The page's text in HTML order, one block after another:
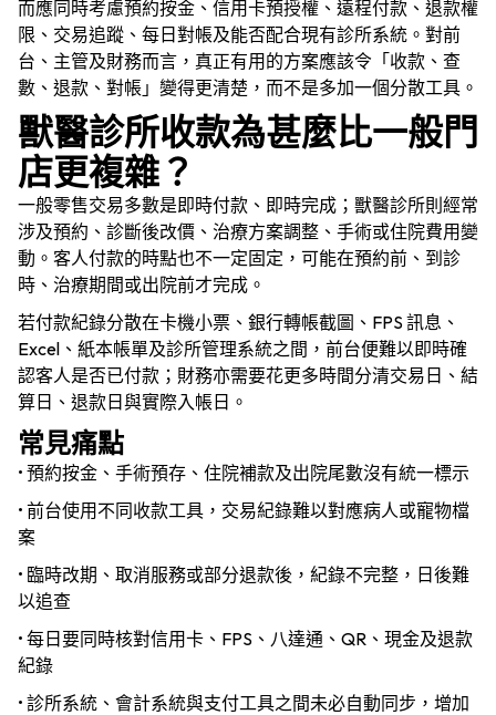
而應同時考慮預約按金、信用卡預授權、遠程付款、退款權
限、交易追蹤、每日對帳及能否配合現有診所系統。對前
台、主管及財務而言，真正有用的方案應該令「收款、查
數、退款、對帳」變得更清楚，而不是多加一個分散工具。
獸醫診所收款為甚麼比一般門
店更複雜？
一般零售交易多數是即時付款、即時完成；獸醫診所則經常
涉及預約、診斷後改價、治療方案調整、手術或住院費用變
動。客人付款的時點也不一定固定，可能在預約前、到診
時、治療期間或出院前才完成。
若付款紀錄分散在卡機小票、銀行轉帳截圖、FPS 訊息、
Excel、紙本帳單及診所管理系統之間，前台便難以即時確
認客人是否已付款；財務亦需要花更多時間分清交易日、結
算日、退款日與實際入帳日。
常見痛點
• 預約按金、手術預存、住院補款及出院尾數沒有統一標示
• 前台使用不同收款工具，交易紀錄難以對應病人或寵物檔
案
• 臨時改期、取消服務或部分退款後，紀錄不完整，日後難
以追查
• 每日要同時核對信用卡、FPS、八達通、QR、現金及退款
紀錄
• 診所系統、會計系統與支付工具之間未必自動同步，增加